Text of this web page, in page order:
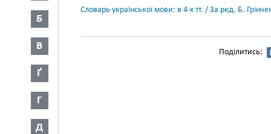
Б
В
Ґ
Г
Д
Словарь української мови: в 4-х тт. / За ред. Б.
Поділитись: